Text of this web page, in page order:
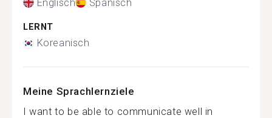
Englisch Spanisch
LERNT
Koreanisch
Meine Sprachlernziele
I want to be able to communicate well in